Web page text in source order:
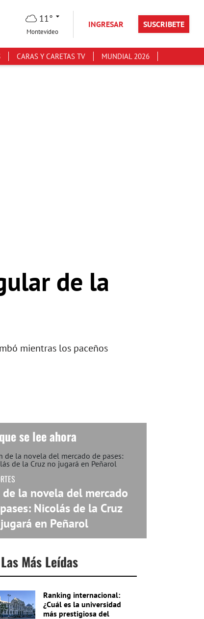
11°
Montevideo
INGRESAR SUSCRIBETE
CARAS Y CARETAS TV MUNDIAL 2026
de la
mientras los paceños
se lee ahora
de la novela del mercado
Nicolás de la Cruz
en Peñarol
Las Más Leídas
Ranking internacional:
¿Cuál es la universidad
más prestigiosa del